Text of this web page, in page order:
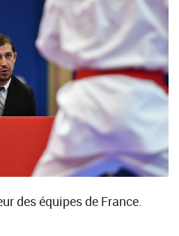
des équipes de France.